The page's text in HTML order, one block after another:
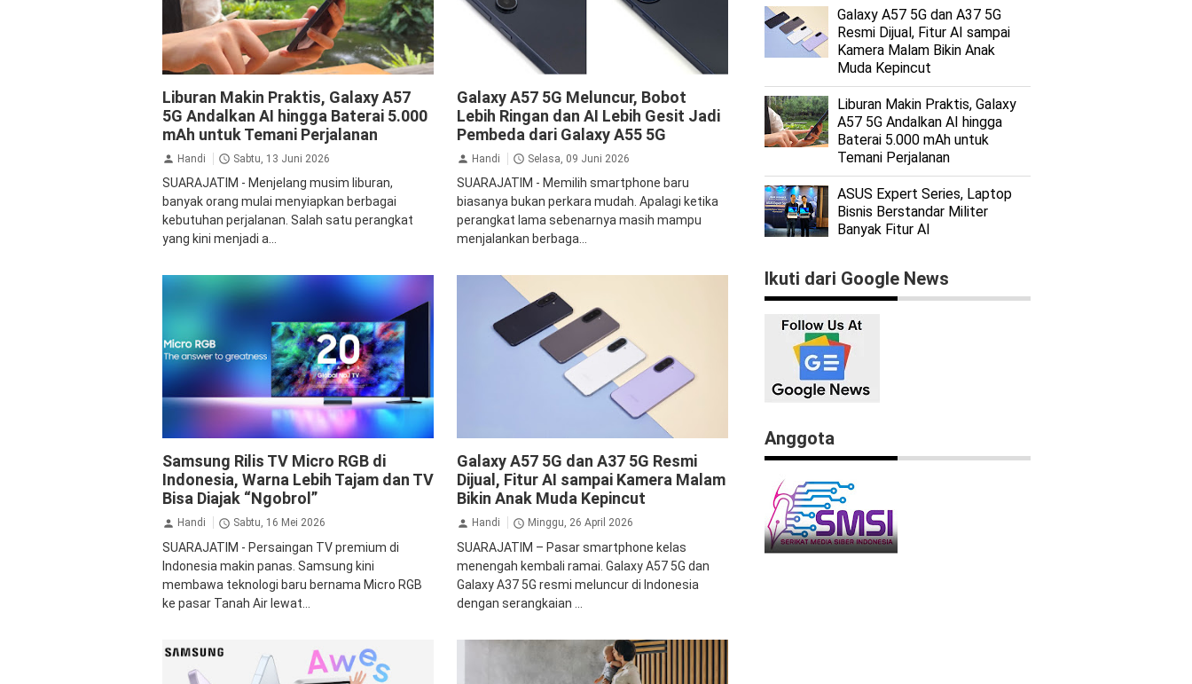
Liburan Makin Praktis, Galaxy A57
5G Andalkan AI hingga Baterai 5.000
mAh untuk Temani Perjalanan
Handi Sabtu, 13 Juni 2026
SUARAJATIM - Menjelang musim liburan,
banyak orang mulai menyiapkan berbagai
kebutuhan perjalanan. Salah satu perangkat
yang kini menjadi a...
Galaxy A57 5G Meluncur, Bobot
Lebih Ringan dan AI Lebih Gesit Jadi
Pembeda dari Galaxy A55 5G
Handi Selasa, 09 Juni 2026
SUARAJATIM - Memilih smartphone baru
biasanya bukan perkara mudah. Apalagi ketika
perangkat lama sebenarnya masih mampu
menjalankan berbaga...
Samsung Rilis TV Micro RGB di
Indonesia, Warna Lebih Tajam dan TV
Bisa Diajak “Ngobrol”
Handi Sabtu, 16 Mei 2026
SUARAJATIM - Persaingan TV premium di
Indonesia makin panas. Samsung kini
membawa teknologi baru bernama Micro RGB
ke pasar Tanah Air lewat...
Galaxy A57 5G dan A37 5G Resmi
Dijual, Fitur AI sampai Kamera Malam
Bikin Anak Muda Kepincut
Handi Minggu, 26 April 2026
SUARAJATIM – Pasar smartphone kelas
menengah kembali ramai. Galaxy A57 5G dan
Galaxy A37 5G resmi meluncur di Indonesia
dengan serangkaian ...
Galaxy A57 5G dan A37 5G
Resmi Dijual, Fitur AI sampai
Kamera Malam Bikin Anak
Muda Kepincut
Liburan Makin Praktis, Galaxy
A57 5G Andalkan AI hingga
Baterai 5.000 mAh untuk
Temani Perjalanan
ASUS Expert Series, Laptop
Bisnis Berstandar Militer
Banyak Fitur AI
Ikuti dari Google News
Anggota